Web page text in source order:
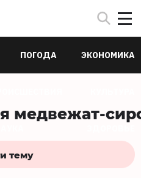
ПОГОДА ЭКОНОМИКА
медвежат-
тему